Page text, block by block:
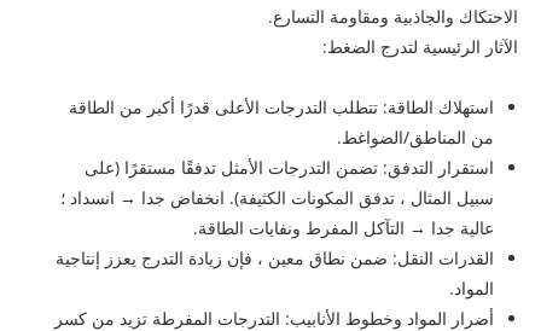
الاحتكاك والجاذبية ومقاومة التسارع.
الآثار الرئيسية لتدرج الضغط:
استهلاك الطاقة: تتطلب التدرجات الأعلى قدرًا أكبر من الطاقة
من المناطق/الضواغط.
استقرار التدفق: تضمن التدرجات الأمثل تدفقًا مستقرًا (على
سبيل المثال ، تدفق المكونات الكثيفة). انخفاض جدا → انسداد ؛
عالية جدا → التآكل المفرط ونفايات الطاقة.
القدرات النقل: ضمن نطاق معين ، فإن زيادة التدرج يعزز إنتاجية
المواد.
أضرار المواد وخطوط الأنابيب: التدرجات المفرطة تزيد من كسر